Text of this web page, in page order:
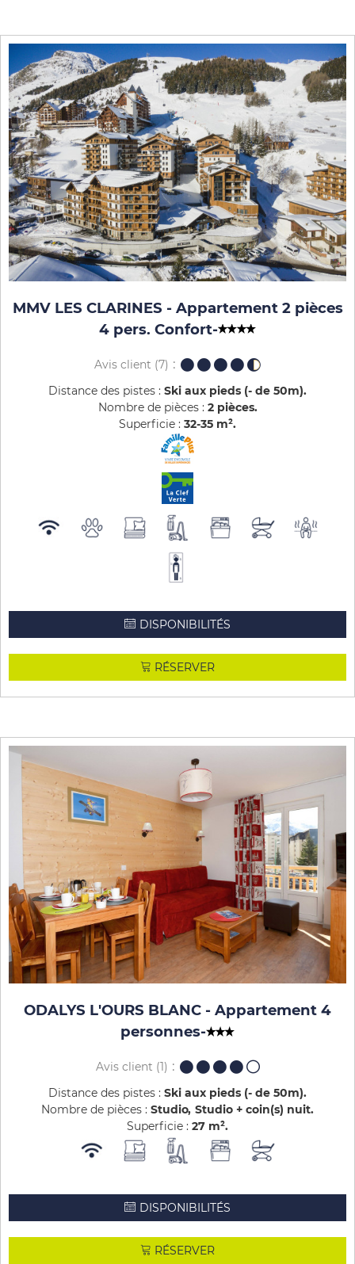
MMV LES CLARINES - Appartement 2 pièces
4 pers. Confort-
Avis client (7)
Distance des pistes : Ski aux pieds (- de 50m)
Nombre de pièces : 2 pièces
Superficie : 32-35 m²
DISPONIBILITÉS
RÉSERVER
ODALYS L'OURS BLANC - Appartement 4
personnes-
Avis client (1)
Distance des pistes : Ski aux pieds (- de 50m)
Nombre de pièces : Studio Studio + coin(s) nuit
Superficie : 27 m²
DISPONIBILITÉS
RÉSERVER